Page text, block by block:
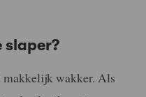
slaper?
makkelijk wakker. Als